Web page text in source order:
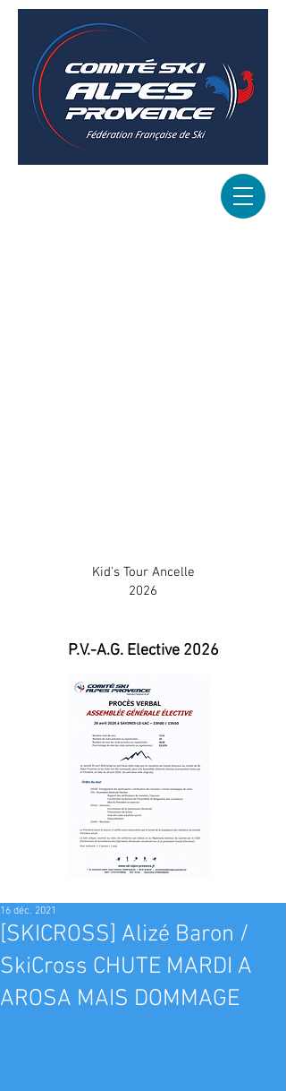
Kid's Tour Ancelle
2026
P.V.-A.G. Elective 2026
[SKICROSS] Alizé Baron /
SkiCross CHUTE MARDI A
AROSA MAIS DOMMAGE
16 déc. 2021